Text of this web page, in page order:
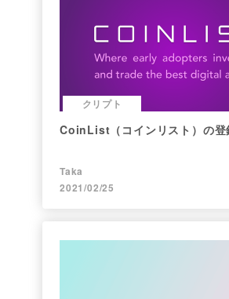
クリプト
CoinList（コインリスト）の登
Taka
2021/02/25